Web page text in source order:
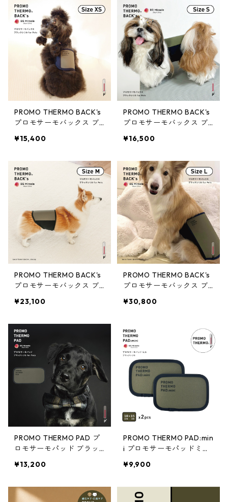
PROMO THERMO BACK's
プロモサーモバックス ブ
S
¥15,400
PROMO THERMO BACK's
プロモサーモバックス ブ
¥16,500
PROMO THERMO BACK's
プロモサーモバックス ブ
M
¥23,100
PROMO THERMO BACK's
プロモサーモバックス ブ
¥30,800
PROMO THERMO PAD プ
ロモサーモパッド ブラッ
0サイズ RETパッケージ
¥13,200
PROMO THERMO PAD:min
i プロモサーモパッドミニ
ズ 2枚入
¥9,900